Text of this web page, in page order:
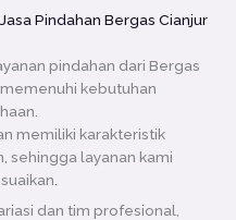
Jasa Pindahan Bergas Cianjur
pindahan dari Bergas
kebutuhan
memiliki karakteristik
sehingga layanan kami
dan tim profesional,